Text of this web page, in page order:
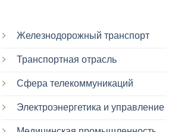
Железнодорожный транспорт
Транспортная отрасль
Сфера телекоммуникаций
Электроэнергетика и управление